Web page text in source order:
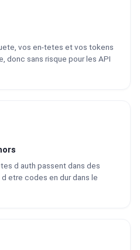
vos en-tetes et vos tokens
donc sans risque pour les API
d auth passent dans des
d etre codes en dur dans le